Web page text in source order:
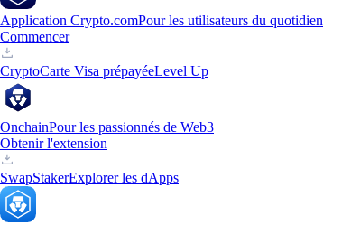
Application Crypto.comPour les utilisateurs du quotidien
Commencer
CryptoCarte Visa prépayéeLevel Up
OnchainPour les passionnés de Web3
Obtenir l'extension
SwapStakerExplorer les dApps